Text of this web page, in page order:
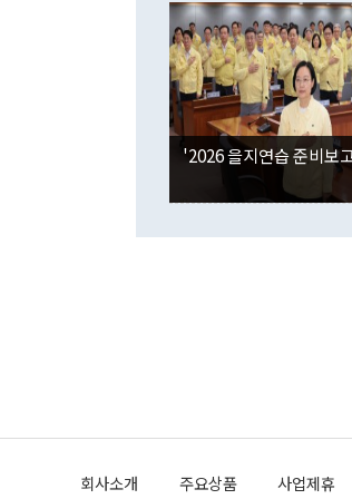
'2026 을지연습 준비보
회사소개 주요상품 사업제휴